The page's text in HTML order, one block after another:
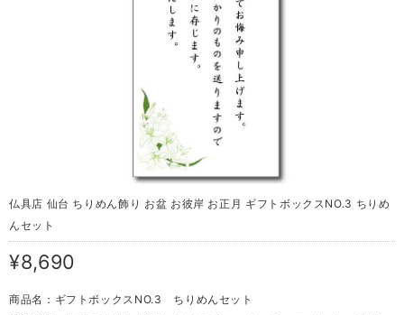
仏具店 仙台 ちりめん飾り お盆 お彼岸 お正月 ギフトボックスNO.3 ちりめ
んセット
¥8,690
商品名：ギフトボックスNO.3 ちりめんセット